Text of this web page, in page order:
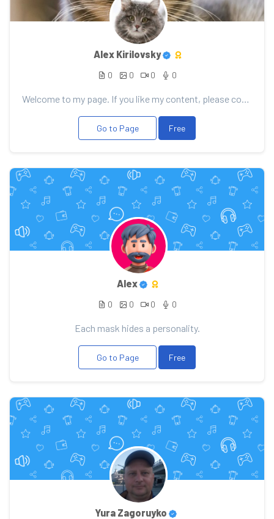
Alex Kirilovsky
0 0 0 0
Welcome to my page. If you like my content, please consider support. Thank you for your support!
Go to Page Free
Alex
0 0 0 0
Each mask hides a personality.
Go to Page Free
Yura Zagoruyko